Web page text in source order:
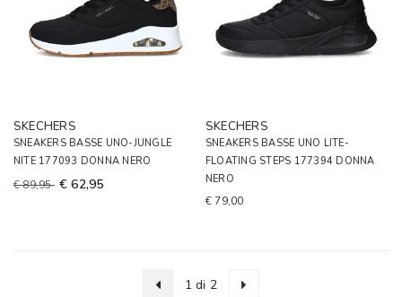
SKECHERS
SNEAKERS BASSE UNO-JUNGLE
NITE 177093 DONNA NERO
€ 89,95 € 62,95
SKECHERS
SNEAKERS BASSE UNO LITE-
FLOATING STEPS 177394 DONNA
NERO
€ 79,00
1 di 2